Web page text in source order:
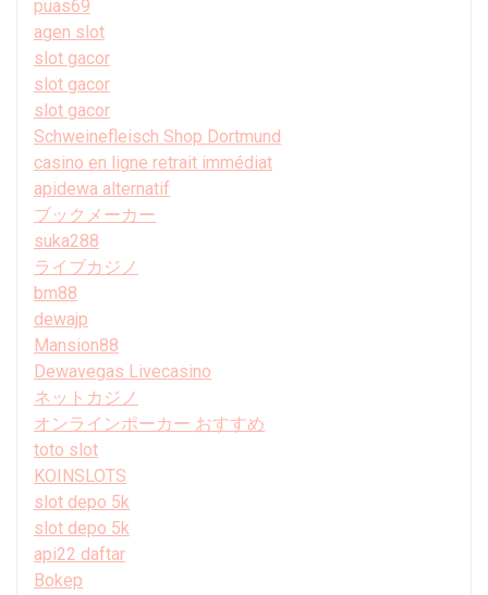
puas69
agen slot
slot gacor
slot gacor
slot gacor
Schweinefleisch Shop Dortmund
casino en ligne retrait immédiat
apidewa alternatif
ブックメーカー
suka288
ライブカジノ
bm88
dewajp
Mansion88
Dewavegas Livecasino
ネットカジノ
オンラインポーカー おすすめ
toto slot
KOINSLOTS
slot depo 5k
slot depo 5k
api22 daftar
Bokep